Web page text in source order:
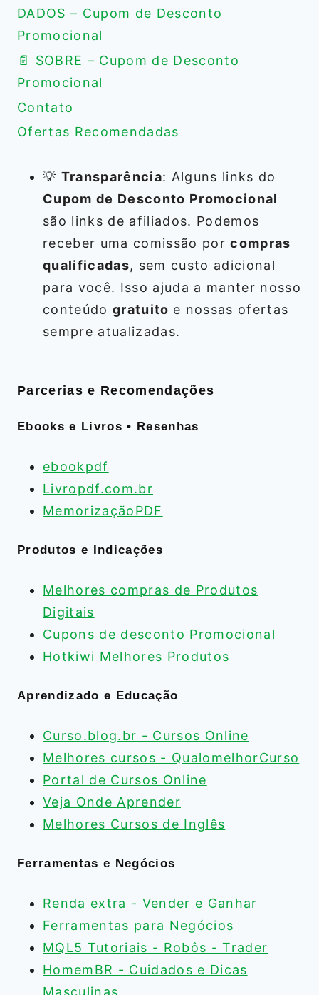
DADOS – Cupom de Desconto
Promocional
📄 SOBRE – Cupom de Desconto
Promocional
Contato
Ofertas Recomendadas
💡 Transparência: Alguns links do
Cupom de Desconto Promocional
são links de afiliados. Podemos
receber uma comissão porcompras
qualificadas, sem custo adicional
para você. Isso ajuda a manter nosso
conteúdo gratuito e nossas ofertas
sempre atualizadas.
Parcerias e Recomendações
Ebooks e Livros • Resenhas
ebookpdf
Livropdf.com.br
MemorizaçãoPDF
Produtos e Indicações
Melhores compras de Produtos
Digitais
Cupons de desconto Promocional
Hotkiwi Melhores Produtos
Aprendizado e Educação
Curso.blog.br - Cursos Online
Melhores cursos - QualomelhorCurso
Portal de Cursos Online
Veja Onde Aprender
Melhores Cursos de Inglês
Ferramentas e Negócios
Renda extra - Vender e Ganhar
Ferramentas para Negócios
MQL5 Tutoriais - Robôs - Trader
HomemBR - Cuidados e Dicas
Masculinas